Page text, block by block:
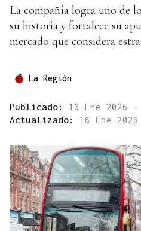
La compañía logra uno de
su historia y fortalece su
mercado que considera
La Región
Publicado: 16 Ene 2026
Actualizado: 16 Ene